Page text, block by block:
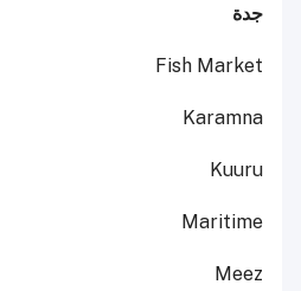
جدة
Fish Market
Karamna
Kuuru
Maritime
Meez